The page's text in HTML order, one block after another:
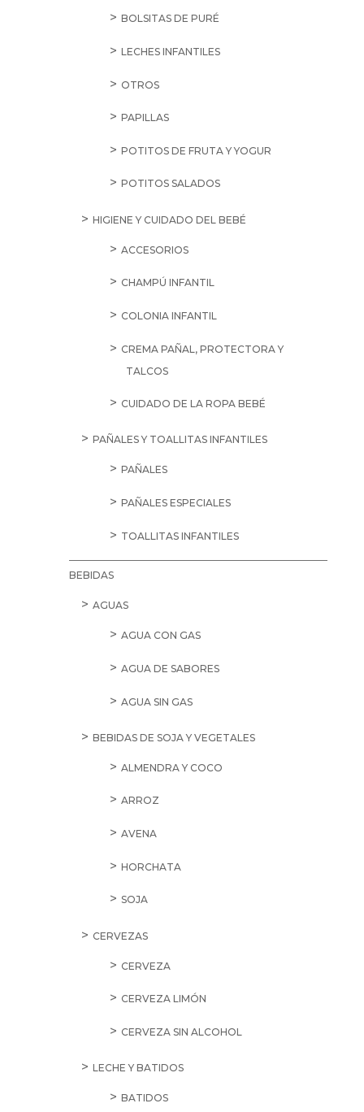
BOLSITAS DE PURÉ
LECHES INFANTILES
OTROS
PAPILLAS
POTITOS DE FRUTA Y YOGUR
POTITOS SALADOS
HIGIENE Y CUIDADO DEL BEBÉ
ACCESORIOS
CHAMPÚ INFANTIL
COLONIA INFANTIL
CREMA PAÑAL, PROTECTORA Y
TALCOS
CUIDADO DE LA ROPA BEBÉ
PAÑALES Y TOALLITAS INFANTILES
PAÑALES
PAÑALES ESPECIALES
TOALLITAS INFANTILES
BEBIDAS
AGUAS
AGUA CON GAS
AGUA DE SABORES
AGUA SIN GAS
BEBIDAS DE SOJA Y VEGETALES
ALMENDRA Y COCO
ARROZ
AVENA
HORCHATA
SOJA
CERVEZAS
CERVEZA
CERVEZA LIMÓN
CERVEZA SIN ALCOHOL
LECHE Y BATIDOS
BATIDOS